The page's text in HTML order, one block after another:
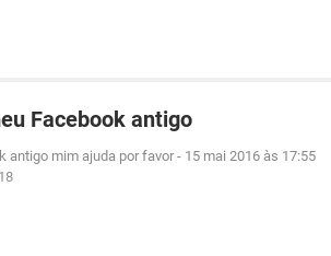
Facebook antigo
antigo mim ajuda por favor - 15 mai 2016 às 17:55